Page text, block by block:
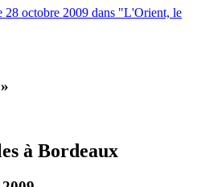
28 octobre 2009 dans "L'Orient, le
à Bordeaux